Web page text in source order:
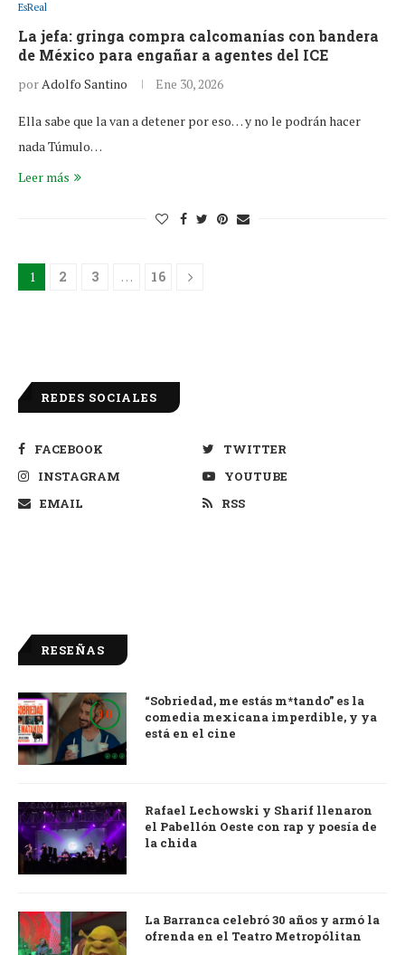
EsReal
La jefa: gringa compra calcomanías con bandera
de México para engañar a agentes del ICE
porAdolfo Santino Ene 30, 2026
Ella sabe que la van a detener por eso… y no le podrán hacer
nada Túmulo…
Leer más
1 2 3 … 16
REDES SOCIALES
FACEBOOK
TWITTER
INSTAGRAM
YOUTUBE
EMAIL
RSS
RESEÑAS
9.0
“Sobriedad, me estás m*tando” es la
comedia mexicana imperdible, y ya
está en el cine
Rafael Lechowski y Sharif llenaron
el Pabellón Oeste con rap y poesía de
la chida
La Barranca celebró 30 años y armó la
ofrenda en el Teatro Metropólitan